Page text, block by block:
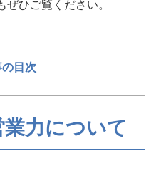
ひご覧ください。
目次
力について